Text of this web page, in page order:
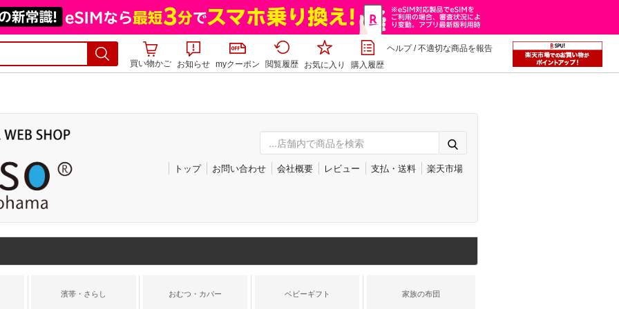
買い物かご お知らせ myクーポン 閲覧履歴 お気に入り 購入履歴
ヘルプ/不適切な商品を報告